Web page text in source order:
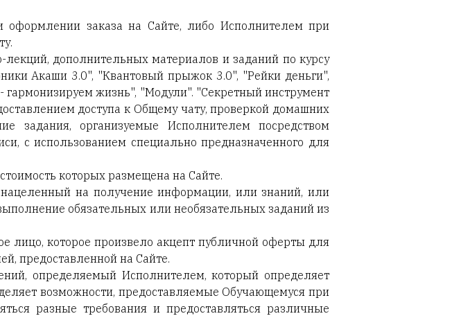
оформлении заказа на Сайте, либо Исполнителем при
лекций, дополнительных материалов и заданий по курсу
Акаши 3.0", "Квантовый прыжок 3.0", "Рейки деньги",
гармонизируем жизнь", "Модули". "Секретный инструмент
доступа к Общему чату, проверкой домашних
задания, организуемые Исполнителем посредством
с использованием специально предназначенного для
которых размещена на Сайте.
на получение информации, или знаний, или
обязательных или необязательных заданий из
лицо, которое произвело акцепт публичной оферты для
предоставленной на Сайте.
определяемый Исполнителем, который определяет
возможности, предоставляемые Обучающемуся при
разные требования и предоставляться различные